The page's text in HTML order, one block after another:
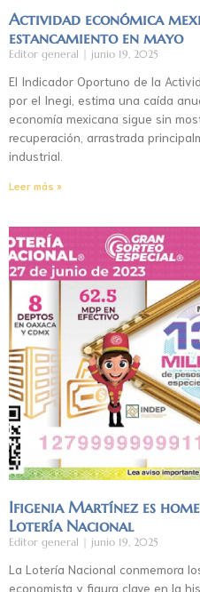
Actividad económica
estancamiento en mayo
Editor general junio 19, 2025
El Indicador Oportuno de la
por el Inegi, estima una caída
economía mexicana sigue sin
recuperación, arrastrada
industrial.
Leer más »
Ifigenia Martínez es
Lotería Nacional
Editor general junio 19, 2025
La Lotería Nacional conmemora
economista y figura clave en la